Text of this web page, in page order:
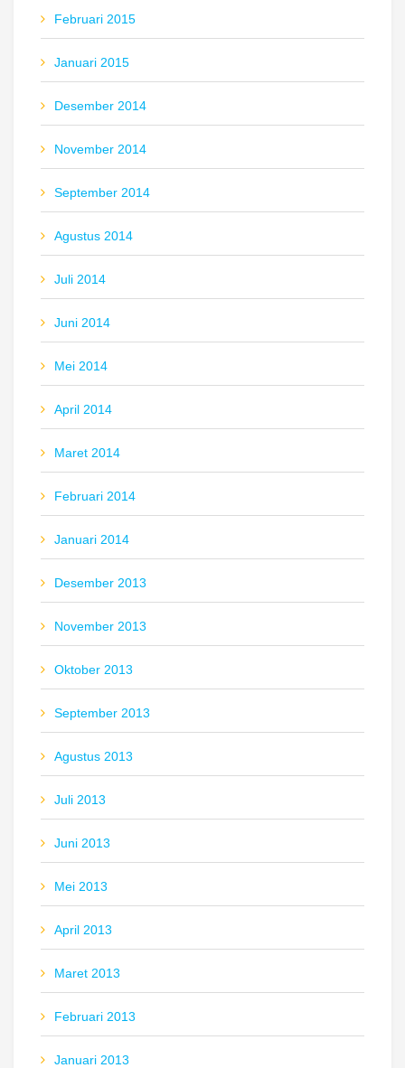
Februari 2015
Januari 2015
Desember 2014
November 2014
September 2014
Agustus 2014
Juli 2014
Juni 2014
Mei 2014
April 2014
Maret 2014
Februari 2014
Januari 2014
Desember 2013
November 2013
Oktober 2013
September 2013
Agustus 2013
Juli 2013
Juni 2013
Mei 2013
April 2013
Maret 2013
Februari 2013
Januari 2013